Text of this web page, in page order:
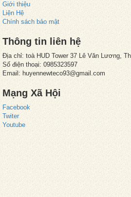
Giới thiệu
Liện Hệ
Chính sách bảo mật
Thông tin liên hệ
Địa chỉ: toà HUD Tower 37 Lê Văn Lương,
Số điện thoại: 0985323597
Email: huyennewteco93@gmail.com
Mạng Xã Hội
Facebook
Twiter
Youtube